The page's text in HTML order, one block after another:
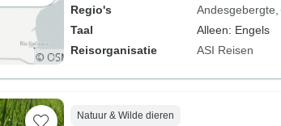
Regio's
Andesgebergte
Taal
Alleen: Engels
Reisorganisatie
ASI Reisen
Natuur & Wilde dieren